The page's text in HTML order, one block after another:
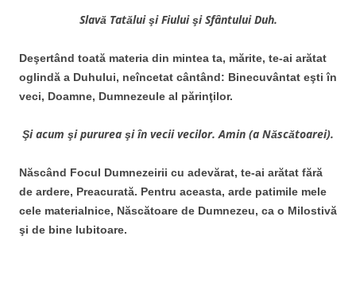
Slavă Tatălui şi Fiului şi Sfântului Duh.
Deşertând toată materia din mintea ta, mărite, te-ai arătat
oglindă a Duhului, neîncetat cântând: Binecuvântat eşti în
veci, Doamne, Dumnezeule al părinţilor.
Şi acum şi pururea şi în vecii vecilor. Amin (a Născătoarei).
Născând Focul Dumnezeirii cu adevărat, te-ai arătat fără
de ardere, Preacurată. Pentru aceasta, arde patimile mele
cele materialnice, Născătoare de Dumnezeu, ca o Milostivă
şi de bine Iubitoare.